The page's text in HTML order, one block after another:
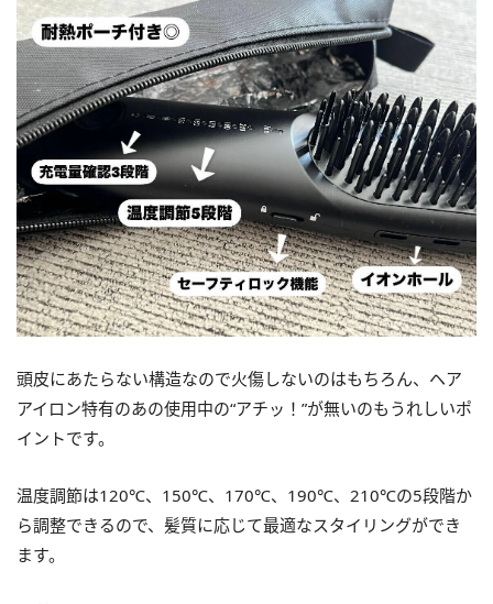
頭皮にあたらない構造なので火傷しないのはもちろん、ヘア
アイロン特有のあの使用中の“アチッ！”が無いのもうれしいポ
イントです。
温度調節は120℃、150℃、170℃、190℃、210℃の5段階か
ら調整できるので、髪質に応じて最適なスタイリングができ
ます。